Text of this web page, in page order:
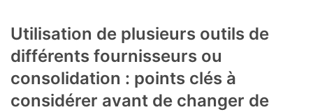
Utilisation de plusieurs outils de
différents fournisseurs ou
consolidation : points clés à
considérer avant de changer de